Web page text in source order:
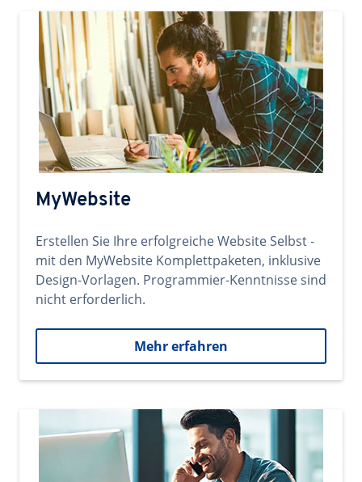
MyWebsite
Erstellen Sie Ihre erfolgreiche Website Selbst -
mit den MyWebsite Komplettpaketen, inklusive
Design-Vorlagen. Programmier-Kenntnisse sind
nicht erforderlich.
Mehr erfahren